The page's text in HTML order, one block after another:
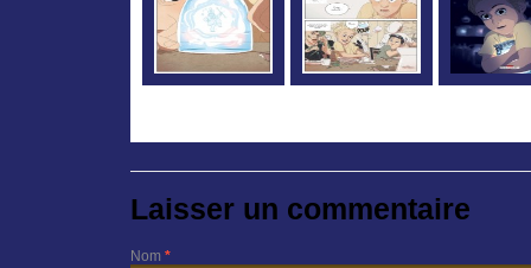
Laisser un commentaire
Nom *